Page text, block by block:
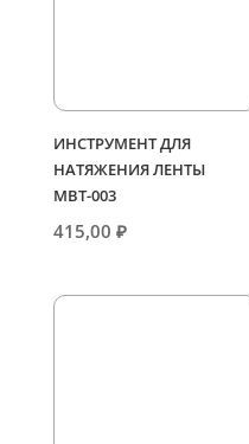
ИНСТРУМЕНТ ДЛЯ
НАТЯЖЕНИЯ ЛЕНТЫ
МВТ-003
415,00 ₽